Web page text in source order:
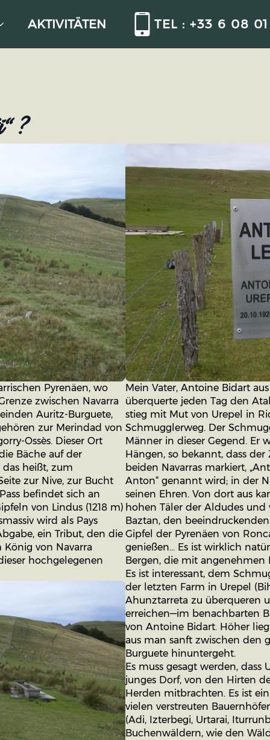
AKTIVITÄTEN TEL : +33 6 08
Pyrenäen, wo
zwischen Navarra
Auritz-Burguete,
zur Merindad von
Ossès. Dieser Ort
Bäche auf der
heißt, zum
zur Nive, zur Bucht
befindet sich an
von Lindus (1218 m)
wird als Pays
ein Tribut, den die
von Navarra
hochgelegenen
Mein Vater, Antoine Bidart
überquerte jeden Tag den
stieg mit Mut von Urepel in
Schmugglerweg. Der
Männer in dieser Gegend. Er
Hängen, so bekannt, dass
beiden Navarras markiert,
Anton“ genannt wird; in der
seinen Ehren. Von dort aus
hohen Täler der Aldudes und
Baztan, den
Gipfel der Pyrenäen von
genießen… Es ist wirklich
Bergen, die mit angenehmen
Es ist interessant, dem
der letzten Farm in Urepel
Ahunztarreta zu überqueren
erreichen—im benachbarten
von Antoine Bidart. Höher
aus man sanft zwischen den
Burguete hinuntergeht.
Es muss gesagt werden,
junges Dorf, von den Hirten
Herden mitbrachten. Es ist
vielen verstreuten
(Adi, Izterbegi, Urtarai,
Buchenwäldern, wie den